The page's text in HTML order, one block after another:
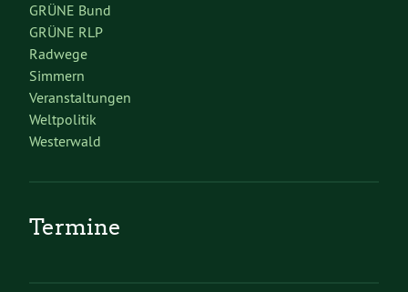
GRÜNE Bund
GRÜNE RLP
Radwege
Simmern
Veranstaltungen
Weltpolitik
Westerwald
Termine